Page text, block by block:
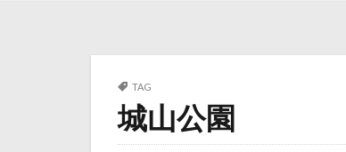
TAG
城山公園